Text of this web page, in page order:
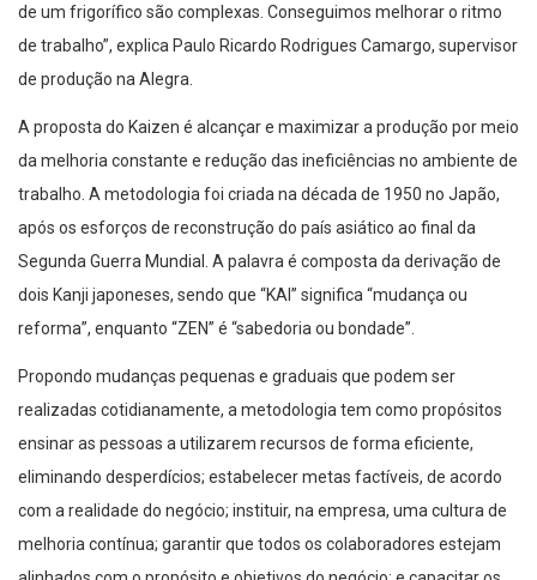
de um frigorífico são complexas. Conseguimos melhorar o ritmo
de trabalho”, explica Paulo Ricardo Rodrigues Camargo, supervisor
de produção na Alegra.
A proposta do Kaizen é alcançar e maximizar a produção por meio
da melhoria constante e redução das ineficiências no ambiente de
trabalho. A metodologia foi criada na década de 1950 no Japão,
após os esforços de reconstrução do país asiático ao final da
Segunda Guerra Mundial. A palavra é composta da derivação de
dois Kanji japoneses, sendo que “KAI” significa “mudança ou
reforma”, enquanto “ZEN” é “sabedoria ou bondade”.
Propondo mudanças pequenas e graduais que podem ser
realizadas cotidianamente, a metodologia tem como propósitos
ensinar as pessoas a utilizarem recursos de forma eficiente,
eliminando desperdícios; estabelecer metas factíveis, de acordo
com a realidade do negócio; instituir, na empresa, uma cultura de
melhoria contínua; garantir que todos os colaboradores estejam